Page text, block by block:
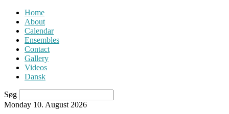
Home
About
Calendar
Ensembles
Contact
Gallery
Videos
Dansk
Søg
Monday 10. August 2026